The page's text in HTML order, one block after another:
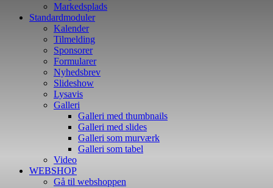
Markedsplads
Standardmoduler
Kalender
Tilmelding
Sponsorer
Formularer
Nyhedsbrev
Slideshow
Lysavis
Galleri
Galleri med thumbnails
Galleri med slides
Galleri som murværk
Galleri som tabel
Video
WEBSHOP
Gå til webshoppen